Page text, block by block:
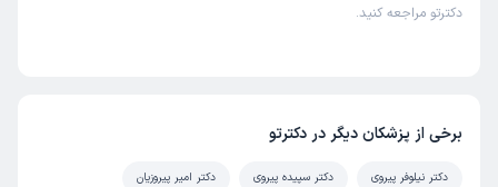
دکترتو مراجعه کنید.
برخی از پزشکان دیگر در دکترتو
دکتر نیلوفر پیروی دکتر سپیده پیروی دکتر امیر پیروزیان